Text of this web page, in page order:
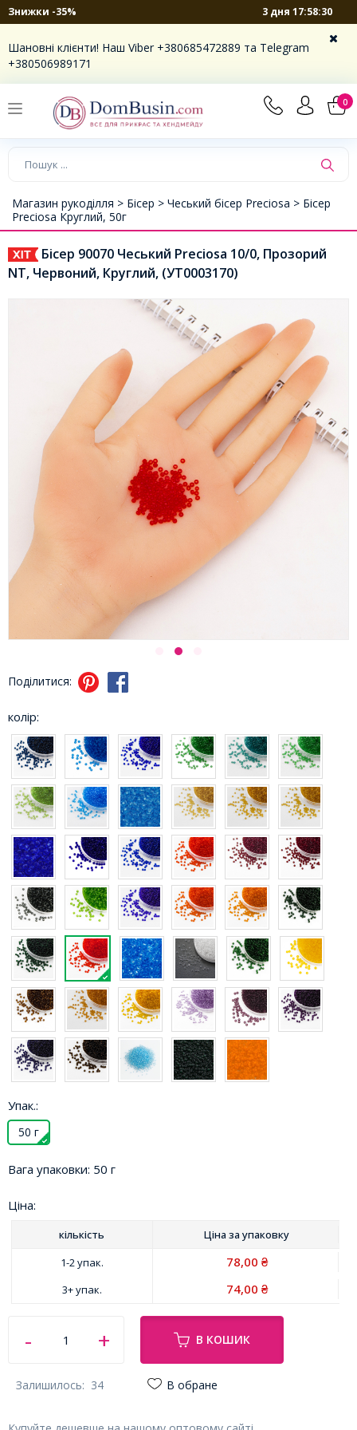
Знижки -35% 3 дня 17:58:29
Шановні клієнти! Наш Viber +380685472889 та Telegram
+380506989171
0
Магазин рукоділля > Бісер > Чеський бісер Preciosa > Бісер
Preciosa Круглий, 50г
Бісер 90070 Чеський Preciosa 10/0, Прозорий
NT, Червоний, Круглий, (УТ0003170)
Поділитися:
колір:
Упак.:
50 г
Вага упаковки: 50 г
Ціна:
кількість Ціна заупаковку
1-2 упак.
78,00 ₴
3+ упак. 74,00 ₴
В КОШИК
Залишилось: 34 В обране